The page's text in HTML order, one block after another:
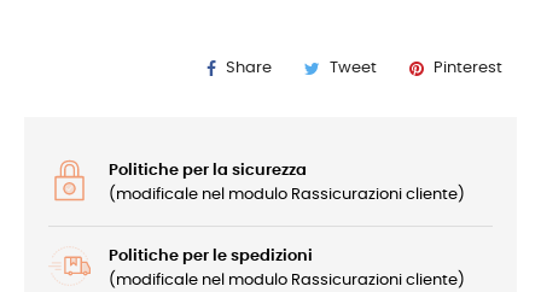
Share Tweet Pinterest
Politiche per la sicurezza
(modificale nel modulo Rassicurazioni cliente)
Politiche per le spedizioni
(modificale nel modulo Rassicurazioni cliente)